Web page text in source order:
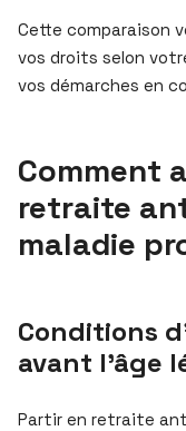
Cette comparaison
vos droits selon
vos démarches en
Comment
retraite
maladie
Conditions
avant l’âge
Partir en retraite